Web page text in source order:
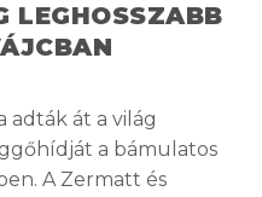
LEGHOSSZABB
adták át a világ
a bámulatos
A Zermatt és